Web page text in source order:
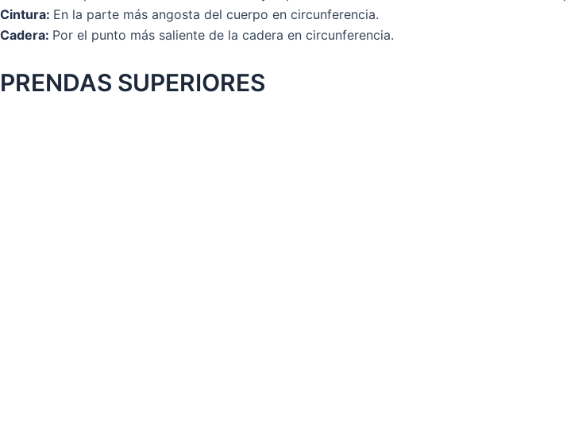
Cintura: En la parte más angosta del cuerpo en circunferencia.
Cadera: Por el punto más saliente de la cadera en circunferencia.
PRENDAS SUPERIORES